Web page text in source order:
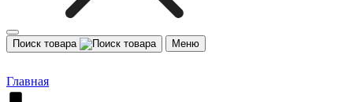
Поиск товара Меню
Главная